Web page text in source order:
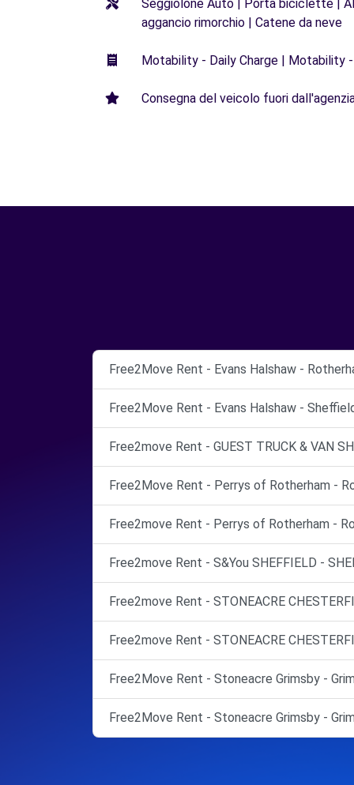
Seggiolone Auto | Porta biciclette |
aggancio rimorchio | Catene da neve
Motability - Daily Charge | Motability
Consegna del veicolo fuori
Free2Move Rent - Evans Halshaw -
Free2Move Rent - Evans Halshaw -
Free2move Rent - GUEST TRUCK & VAN
Free2Move Rent - Perrys of Rotherham -
Free2move Rent - Perrys of Rotherham -
Free2move Rent - S&You SHEFFIELD -
Free2move Rent - STONEACRE
Free2move Rent - STONEACRE
Free2Move Rent - Stoneacre Grimsby -
Free2Move Rent - Stoneacre Grimsby -